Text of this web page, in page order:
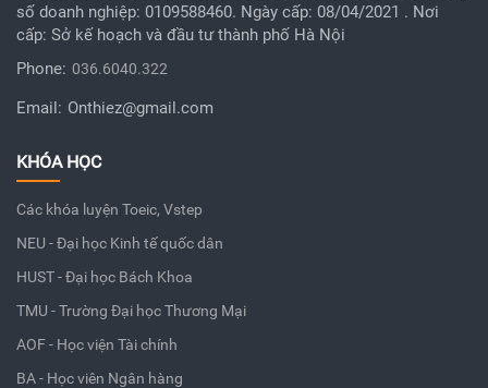
số doanh nghiệp: 0109588460. Ngày cấp: 08/04/2021 . Nơi
cấp: Sở kế hoạch và đầu tư thành phố Hà Nội
Phone: 036.6040.322
Email: Onthiez@gmail.com
KHÓA HỌC
Các khóa luyện Toeic, Vstep
NEU - Đại học Kinh tế quốc dân
HUST - Đại học Bách Khoa
TMU - Trường Đại học Thương Mại
AOF - Học viện Tài chính
BA - Học viên Ngân hàng